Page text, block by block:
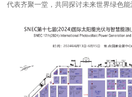
代表齐聚一堂，共同探讨未来世界绿色能